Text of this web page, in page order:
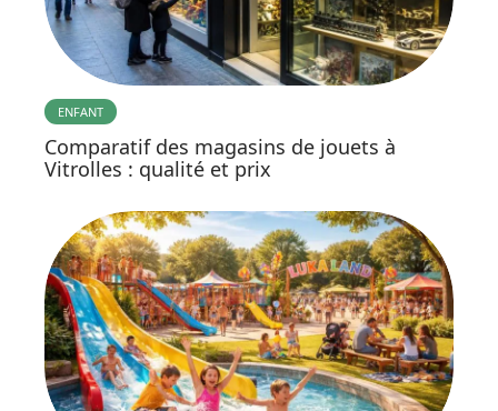
ENFANT
Comparatif des magasins de jouets à
Vitrolles : qualité et prix